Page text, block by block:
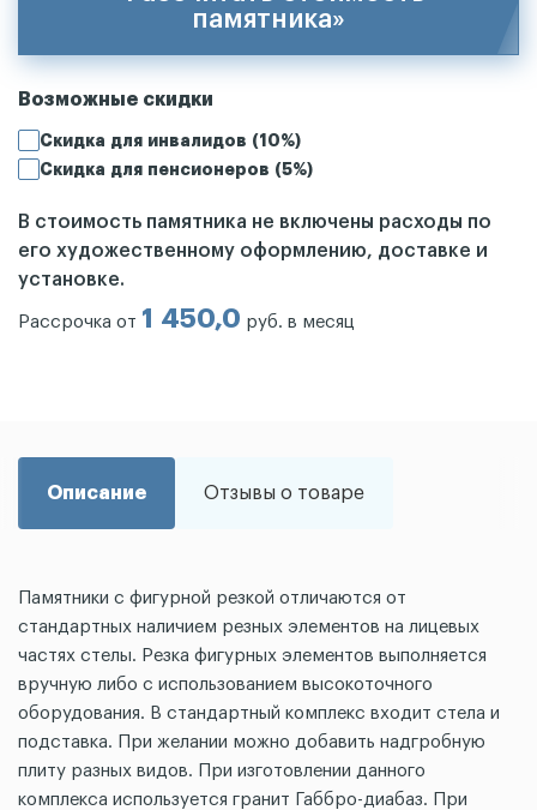
памятника»
Возможные скидки
Скидка для инвалидов (10%)
Скидка для пенсионеров (5%)
В стоимость памятника не включены расходы по
его художественному оформлению, доставке и
установке.
Рассрочка от 1 450,0 руб. в месяц
Описание Отзывы о товаре
Памятники с фигурной резкой отличаются от
стандартных наличием резных элементов на лицевых
частях стелы. Резка фигурных элементов выполняется
вручную либо с использованием высокоточного
оборудования. В стандартный комплекс входит стела и
подставка. При желании можно добавить надгробную
плиту разных видов. При изготовлении данного
комплекса используется гранит Габбро-диабаз. При